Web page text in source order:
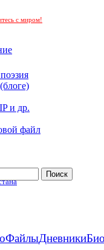
с миром!
и др.
файл
ФайлыДневники